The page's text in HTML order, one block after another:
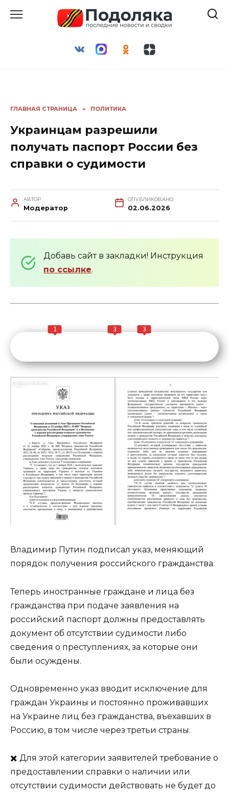
ГЛАВНАЯ СТРАНИЦА » ПОЛИТИКА
Украинцам разрешили
получать паспорт России без
справки о судимости
АВТОР
Модератор
ОПУБЛИКОВАНО
02.06.2026
Добавь сайт в закладки! Инструкция
по ссылке.
1 3 3
Владимир Путин подписал указ, меняющий
порядок получения российского гражданства.
Теперь иностранные граждане и лица без
гражданства при подаче заявления на
российский паспорт должны предоставлять
документ об отсутствии судимости либо
сведения о преступлениях, за которые они
были осуждены.
Одновременно указ вводит исключение для
граждан Украины и постоянно проживавших
на Украине лиц без гражданства, въехавших в
Россию, в том числе через третьи страны.
✖️ Для этой категории заявителей требование о
предоставлении справки о наличии или
отсутствии судимости действовать не будет до